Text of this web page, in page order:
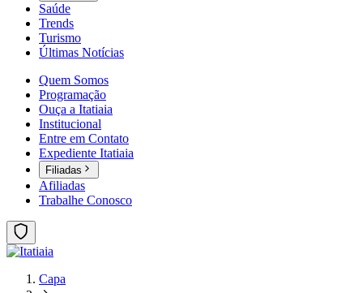
Saúde
Trends
Turismo
Últimas Notícias
Quem Somos
Programação
Ouça a Itatiaia
Institucional
Entre em Contato
Expediente Itatiaia
Filiadas
Afiliadas
Trabalhe Conosco
Capa